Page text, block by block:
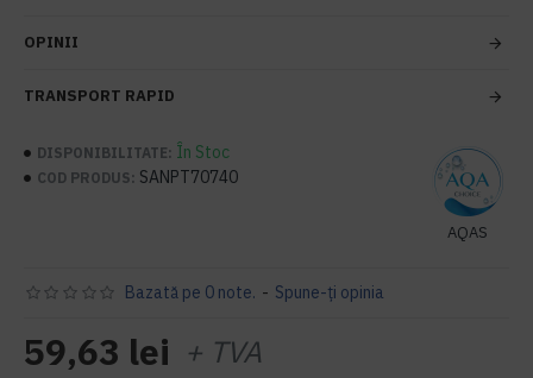
OPINII
TRANSPORT RAPID
DISPONIBILITATE: În Stoc
COD PRODUS: SANPT70740
AQAS
Bazată pe 0 note. - Spune-ţi opinia
59,63 lei + TVA